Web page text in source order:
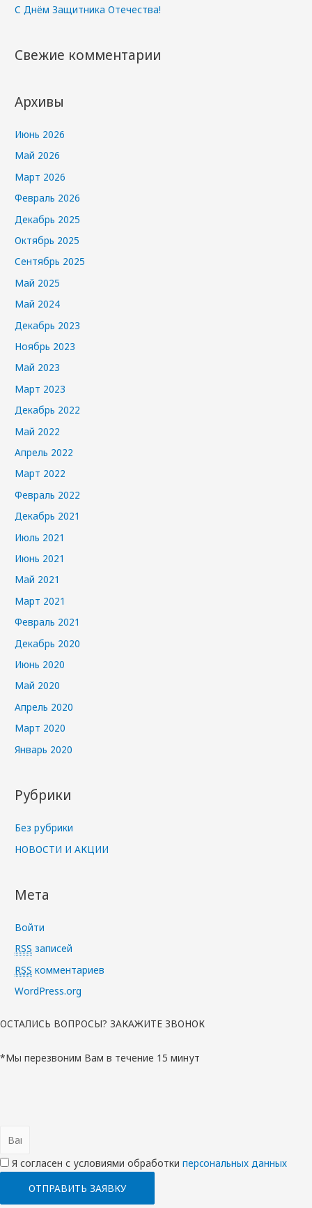
С Днём Защитника Отечества!
Свежие комментарии
Архивы
Июнь 2026
Май 2026
Март 2026
Февраль 2026
Декабрь 2025
Октябрь 2025
Сентябрь 2025
Май 2025
Май 2024
Декабрь 2023
Ноябрь 2023
Май 2023
Март 2023
Декабрь 2022
Май 2022
Апрель 2022
Март 2022
Февраль 2022
Декабрь 2021
Июль 2021
Июнь 2021
Май 2021
Март 2021
Февраль 2021
Декабрь 2020
Июнь 2020
Май 2020
Апрель 2020
Март 2020
Январь 2020
Рубрики
Без рубрики
НОВОСТИ И АКЦИИ
Мета
Войти
RSS записей
RSS комментариев
WordPress.org
ОСТАЛИСЬ ВОПРОСЫ? ЗАКАЖИТЕ ЗВОНОК
*Мы перезвоним Вам в течение 15 минут
Я согласен с условиями обработки перcональных данных
ОТПРАВИТЬ ЗАЯВКУ